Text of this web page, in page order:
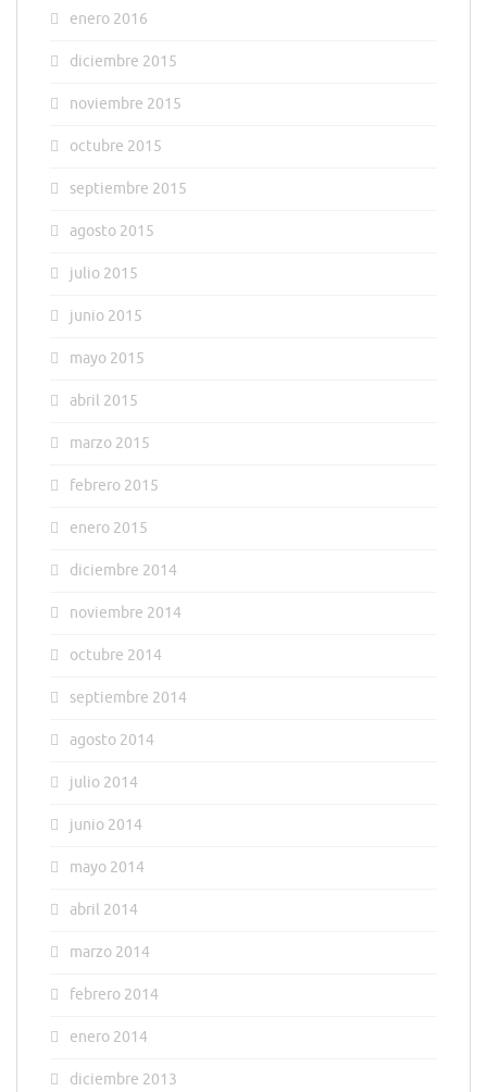
enero 2016
diciembre 2015
noviembre 2015
octubre 2015
septiembre 2015
agosto 2015
julio 2015
junio 2015
mayo 2015
abril 2015
marzo 2015
febrero 2015
enero 2015
diciembre 2014
noviembre 2014
octubre 2014
septiembre 2014
agosto 2014
julio 2014
junio 2014
mayo 2014
abril 2014
marzo 2014
febrero 2014
enero 2014
diciembre 2013